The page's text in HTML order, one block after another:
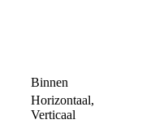
Binnen
Horizontaal,
Verticaal